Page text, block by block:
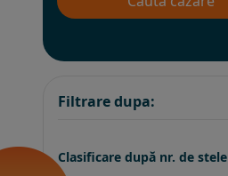
Filtrare dupa:
Clasificare după nr. de stele